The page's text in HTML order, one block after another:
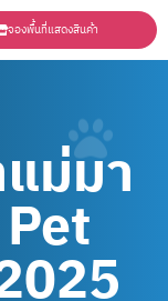
จองพื้นที่แสดงสินค้า
ม่มา